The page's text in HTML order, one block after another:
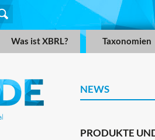
Was ist XBRL? Taxonomien
NEWS
PRODUKTE